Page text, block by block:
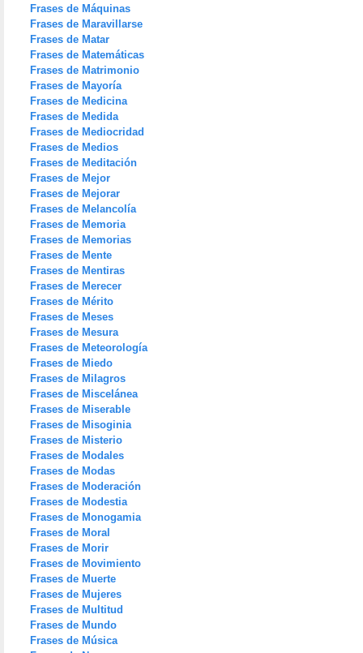
Frases de Máquinas
Frases de Maravillarse
Frases de Matar
Frases de Matemáticas
Frases de Matrimonio
Frases de Mayoría
Frases de Medicina
Frases de Medida
Frases de Mediocridad
Frases de Medios
Frases de Meditación
Frases de Mejor
Frases de Mejorar
Frases de Melancolía
Frases de Memoria
Frases de Memorias
Frases de Mente
Frases de Mentiras
Frases de Merecer
Frases de Mérito
Frases de Meses
Frases de Mesura
Frases de Meteorología
Frases de Miedo
Frases de Milagros
Frases de Miscelánea
Frases de Miserable
Frases de Misoginia
Frases de Misterio
Frases de Modales
Frases de Modas
Frases de Moderación
Frases de Modestia
Frases de Monogamia
Frases de Moral
Frases de Morir
Frases de Movimiento
Frases de Muerte
Frases de Mujeres
Frases de Multitud
Frases de Mundo
Frases de Música